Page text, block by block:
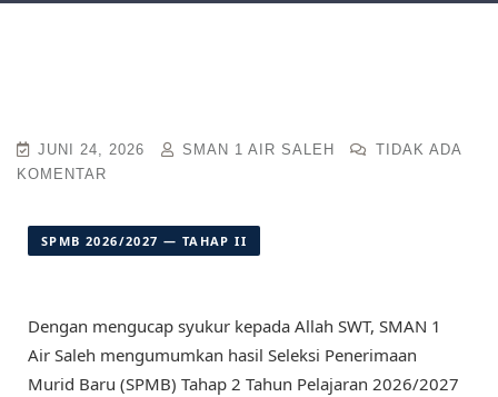
JUNI 24, 2026 SMAN 1 AIR SALEH
TIDAK ADA
KOMENTAR
SPMB 2026/2027 — TAHAP II
Dengan mengucap syukur kepada Allah SWT, SMAN 1
Air Saleh mengumumkan hasil Seleksi Penerimaan
Murid Baru (SPMB) Tahap 2 Tahun Pelajaran 2026/2027